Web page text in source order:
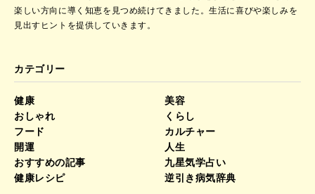
楽しい方向に導く知恵を見つめ続けてきました。生活に喜びや楽しみを
見出すヒントを提供していきます。
カテゴリー
健康
美容
おしゃれ
くらし
フード
カルチャー
開運
人生
おすすめの記事
九星気学占い
健康レシピ
逆引き病気辞典